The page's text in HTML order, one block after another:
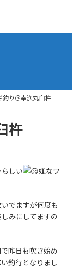
釣り＠幸漁丸臼杵
杵
しい
嫌なワ
でますが何度も
みにしてますの
昨日も吹き始め
釣行となりまし